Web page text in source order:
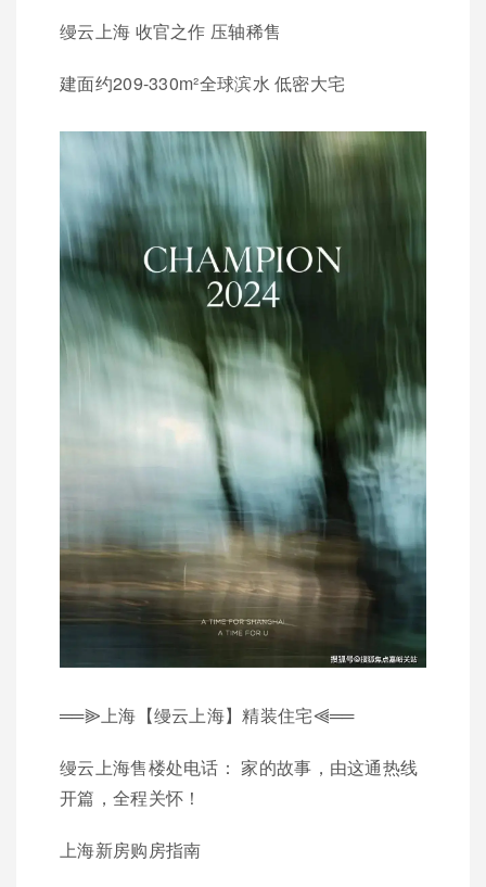
缦云上海 收官之作 压轴稀售
建面约209-330m²全球滨水 低密大宅
══⫸上海【缦云上海】精装住宅⫷══
缦云上海售楼处电话： 家的故事，由这通热线
开篇，全程关怀！
上海新房购房指南